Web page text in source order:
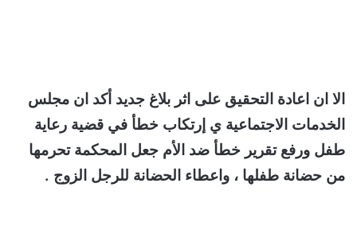
الا ان اعادة التحقيق على اثر بلاغ جديد أكد ان مجلس
الخدمات الاجتماعية ي إرتكاب خطأ في قضية رعاية
طفل ورفع تقرير خطأ ضد الأم جعل المحكمة تحرمها
من حضانة طفلها ، واعطاء الحضانة للرجل الزوج .